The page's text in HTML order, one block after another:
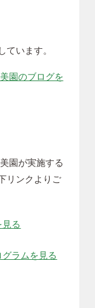
ています。
園のブログを
園が実施する
リンクよりご
る
ラムを見る